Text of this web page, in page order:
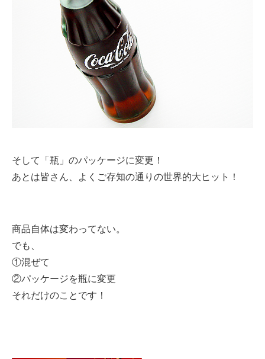
そして「瓶」のパッケージに変更！
あとは皆さん、よくご存知の通りの世界的大ヒット！
商品自体は変わってない。
でも、
①混ぜて
②パッケージを瓶に変更
それだけのことです！